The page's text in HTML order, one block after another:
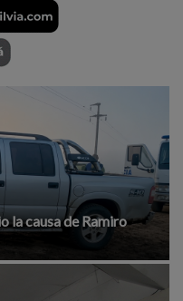
la causa de Ramiro